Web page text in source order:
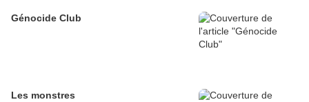
Génocide Club
Les monstres